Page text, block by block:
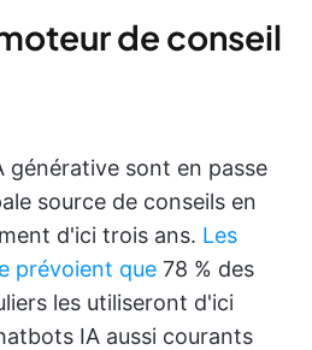
de conseil
générative sont en passe
source de conseils en
d'ici trois ans. Les
prévoient que 78 % des
les utiliseront d'ici
IA aussi courants